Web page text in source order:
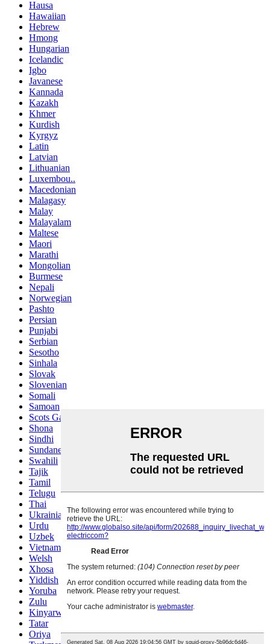
Hausa
Hawaiian
Hebrew
Hmong
Hungarian
Icelandic
Igbo
Javanese
Kannada
Kazakh
Khmer
Kurdish
Kyrgyz
Latin
Latvian
Lithuanian
Luxembou..
Macedonian
Malagasy
Malay
Malayalam
Maltese
Maori
Marathi
Mongolian
Burmese
Nepali
Norwegian
Pashto
Persian
Punjabi
Serbian
Sesotho
Sinhala
Slovak
Slovenian
Somali
Samoan
Scots Gaelic
Shona
Sindhi
Sundanese
Swahili
Tajik
Tamil
Telugu
Thai
Ukrainian
Urdu
Uzbek
Vietnamese
Welsh
Xhosa
Yiddish
Yoruba
Zulu
Kinyarwanda
Tatar
Oriya